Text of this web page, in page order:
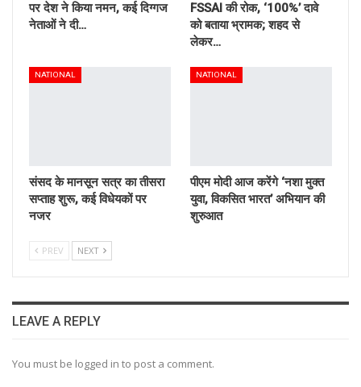
पर देश ने किया नमन, कई दिग्गज
नेताओं ने दी…
FSSAI की रोक, ‘100%’ दावे
को बताया भ्रामक; शहद से
लेकर…
NATIONAL
संसद के मानसून सत्र का तीसरा
सप्ताह शुरू, कई विधेयकों पर
नजर
NATIONAL
पीएम मोदी आज करेंगे ‘नशा मुक्त
युवा, विकसित भारत’ अभियान की
शुरुआत
PREV NEXT
LEAVE A REPLY
You must be logged in to post a comment.